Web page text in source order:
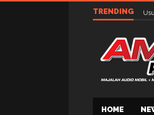
TRENDING
HOME